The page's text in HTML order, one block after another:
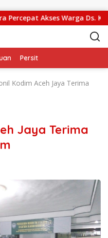
Akses Warga Ds. Kuning
Persit
Kodim Aceh Jaya Terima
Jaya Terima